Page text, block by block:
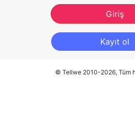
Giriş
Kayıt ol
© Tellwe 2010-2026, Tüm